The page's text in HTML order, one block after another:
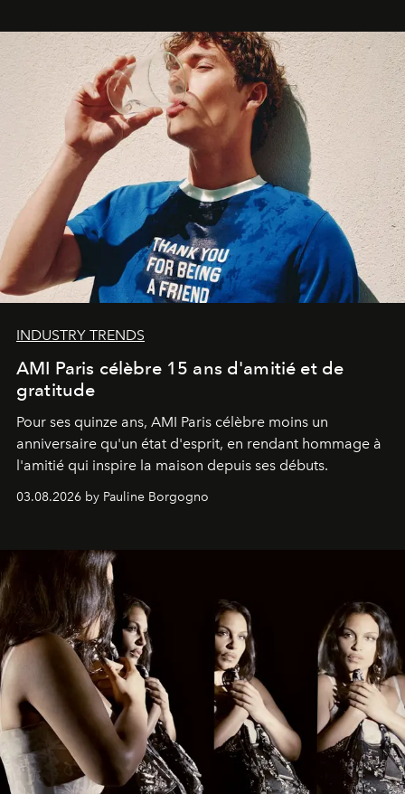
INDUSTRY TRENDS
AMI Paris célèbre 15 ans d'amitié et de
gratitude
Pour ses quinze ans, AMI Paris célèbre moins un
anniversaire qu'un état d'esprit, en rendant hommage à
l'amitié qui inspire la maison depuis ses débuts.
03.08.2026 by Pauline Borgogno